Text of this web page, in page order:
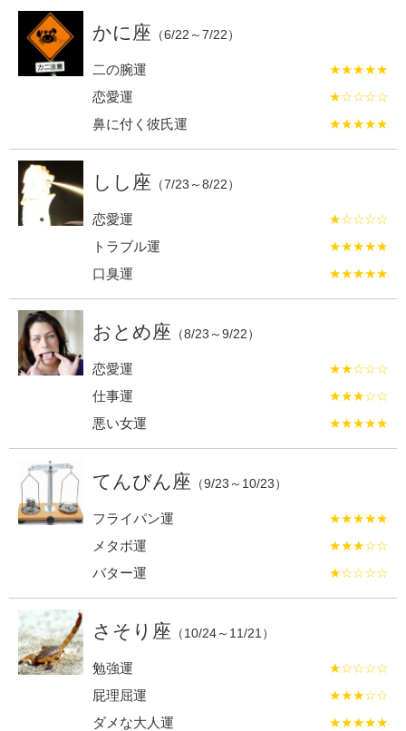
かに座 （6/22～7/22）
二の腕運
★★★★★
恋愛運
★☆☆☆☆
鼻に付く彼氏運
★★★★★
しし座 （7/23～8/22）
恋愛運
★☆☆☆☆
トラブル運
★★★★★
口臭運
★★★★★
おとめ座 （8/23～9/22）
恋愛運
★★☆☆☆
仕事運
★★★☆☆
悪い女運
★★★★★
てんびん座 （9/23～10/23）
フライパン運
★★★★★
メタボ運
★★★☆☆
バター運
★☆☆☆☆
さそり座 （10/24～11/21）
勉強運
★☆☆☆☆
屁理屈運
★★★☆☆
ダメな大人運
★★★★★